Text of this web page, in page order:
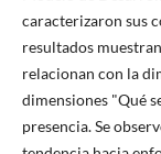
caracterizaron sus
resultados
relacionan con la
dimensiones "Qué
presencia. Se